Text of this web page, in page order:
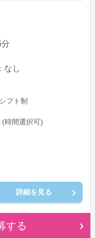
なし
フト制
(時間選択可)
詳細を見る
する